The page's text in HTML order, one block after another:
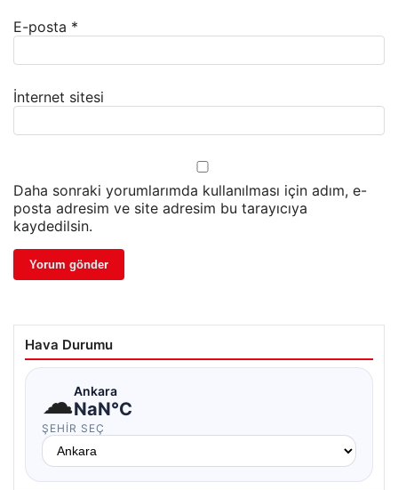
E-posta *
İnternet sitesi
Daha sonraki yorumlarımda kullanılması için adım, e-
posta adresim ve site adresim bu tarayıcıya
kaydedilsin.
Hava Durumu
☁Ankara
NaN°C
ŞEHIR SEÇ